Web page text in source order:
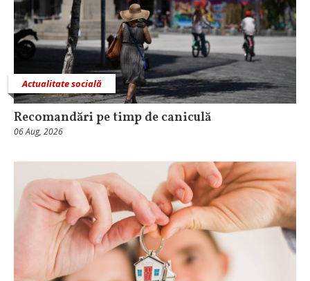
Actualitate socială
Recomandări pe timp de caniculă
06 Aug, 2026